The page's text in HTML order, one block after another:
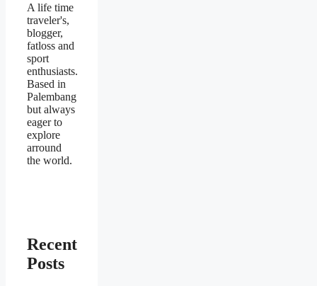
A life time
traveler's,
blogger,
fatloss and
sport
enthusiasts.
Based in
Palembang
but always
eager to
explore
arround
the world.
Recent
Posts